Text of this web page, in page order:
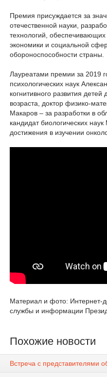
Премия присуждается за
отечественной науки,
технологий,
экономики и социальной
обороноспособности страны.
Лауреатами премии за 2019
психологических наук
когнитивного развития
возраста, доктор физико-
Макаров – за разработки в
кандидат биологических
достижения в изучении
Материал и фото: Интернет-
службы и информации
Похожие новости
Встреча с представителями